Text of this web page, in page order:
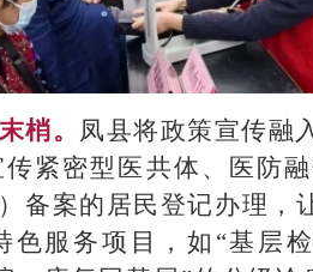
梢。 凤县将政策宣传融
紧密型医共体、医防
备案的居民登记办理，
色服务项目，如“基层